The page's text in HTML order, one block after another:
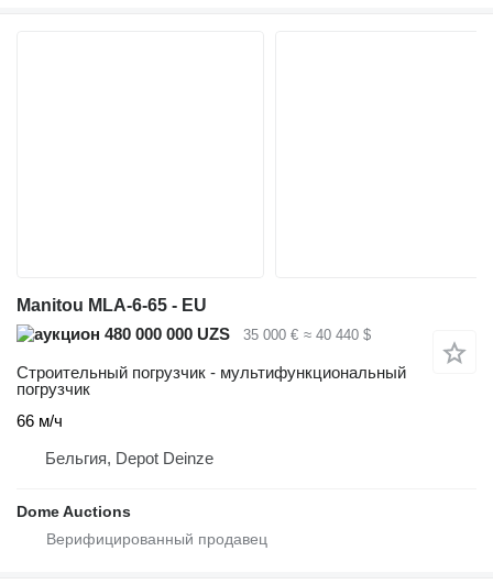
Manitou MLA-6-65 - EU
480 000 000 UZS
35 000 € ≈ 40 440 $
Строительный погрузчик - мультифункциональный
погрузчик
66 м/ч
Бельгия, Depot Deinze
Dome Auctions